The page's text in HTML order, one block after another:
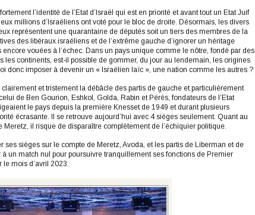
l’identité de l’Etat d’Israël qui est en priorité et avant tout un Etat Juif
millions d’Israéliens ont voté pour le bloc de droite. Désormais, les divers
représentent une quarantaine de députés soit un tiers des membres de la
des libéraux israéliens et de l’extrême gauche d’ignorer un héritage
vouées à l’échec. Dans un pays unique comme le nôtre, fondé par des
les continents, est-il possible de gommer, du jour au lendemain, les origines
donc imposer à devenir un « Israélien laïc », une nation comme les autres ?
et tristement la débâcle des partis de gauche et particulièrement
de Ben Gourion, Eshkol, Golda, Rabin et Pérès, fondateurs de l’Etat
le pays depuis la première Knesset de 1949 et durant plusieurs
écrasante. Il se retrouve aujourd’hui avec 4 sièges seulement. Quant au
Meretz, il risque de disparaître complètement de l’échiquier politique.
sièges sur le compte de Meretz, Avoda, et les partis de Liberman et de
un match nul pour poursuivre tranquillement ses fonctions de Premier
mois d’avril 2023.